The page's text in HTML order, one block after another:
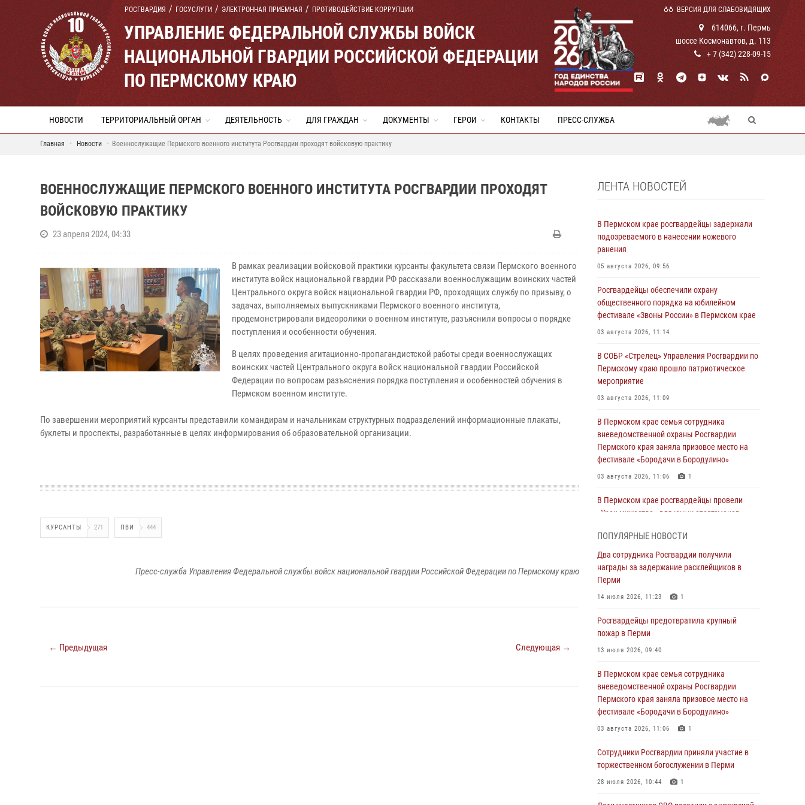
РОСГВАРДИЯ ГОСУСЛУГИ ЭЛЕКТРОННАЯ ПРИЕМНАЯ ПРОТИВОДЕЙСТВИЕ КОРРУПЦИИ ВЕРСИЯ ДЛЯ СЛАБОВИДЯЩИХ
УПРАВЛЕНИЕ ФЕДЕРАЛЬНОЙ СЛУЖБЫ ВОЙСК
НАЦИОНАЛЬНОЙ ГВАРДИИ РОССИЙСКОЙ ФЕДЕРАЦИИ
ПО ПЕРМСКОМУ КРАЮ
614066, г. Пермь
шоссе Космонавтов, д. 113
+ 7 (342) 228-09-15
НОВОСТИ ТЕРРИТОРИАЛЬНЫЙ ОРГАН ДЕЯТЕЛЬНОСТЬ ДЛЯ ГРАЖДАН ДОКУМЕНТЫ ГЕРОИ КОНТАКТЫ ПРЕСС-СЛУЖБА
Главная Новости Военнослужащие Пермского военного института Росгвардии проходят войсковую практику
ВОЕННОСЛУЖАЩИЕ ПЕРМСКОГО ВОЕННОГО ИНСТИТУТА РОСГВАРДИИ ПРОХОДЯТ
ВОЙСКОВУЮ ПРАКТИКУ
23 апреля 2024, 04:33
В рамках реализации войсковой практики курсанты факультета связи Пермского военного
института войск национальной гвардии РФ рассказали военнослужащим воинских частей
Центрального округа войск национальной гвардии РФ, проходящих службу по призыву, о
задачах, выполняемых выпускниками Пермского военного института,
продемонстрировали видеоролики о военном институте, разъяснили вопросы о порядке
поступления и особенности обучения.
В целях проведения агитационно-пропагандистской работы среди военнослужащих
воинских частей Центрального округа войск национальной гвардии Российской
Федерации по вопросам разъяснения порядка поступления и особенностей обучения в
Пермском военном институте.
По завершении мероприятий курсанты представили командирам и начальникам структурных подразделений информационные плакаты,
буклеты и проспекты, разработанные в целях информирования об образовательной организации.
КУРСАНТЫ 271 ПВИ 444
Пресс-служба Управления Федеральной службы войск национальной гвардии Российской Федерации по Пермскому краю
← Предыдущая Следующая →
ЛЕНТА НОВОСТЕЙ
В Пермском крае росгвардейцы задержали
подозреваемого в нанесении ножевого
ранения
05 августа 2026, 09:56
Росгвардейцы обеспечили охрану
общественного порядка на юбилейном
фестивале «Звоны России» в Пермском крае
03 августа 2026, 11:14
В СОБР «Стрелец» Управления Росгвардии по
Пермскому краю прошло патриотическое
мероприятие
03 августа 2026, 11:09
В Пермском крае семья сотрудника
вневедомственной охраны Росгвардии
Пермского края заняла призовое место на
фестивале «Бородачи в Бородулино»
03 августа 2026, 11:06 1
В Пермском крае росгвардейцы провели
«Урок мужества» для юных спортсменов
Росгвардеец спас тонущую женщину в
Пермском крае
30 июля 2026, 05:19
торжественном богослужении в Перми
28 июля 2026, 10:44
при задержании участников преступной
группы в Пермском крае
28 июля 2026, 06:15
Сотрудник СОБР «Стрелец» провели встречу
Росгвардией»
24 июля 2026, 08:45 2
ПОПУЛЯРНЫЕ НОВОСТИ
Два сотрудника Росгвардии получили
награды за задержание расклейщиков в
Перми
14 июля 2026, 11:23 1
Росгвардейцы предотвратила крупный
пожар в Перми
13 июля 2026, 09:40
В Пермском крае семья сотрудника
вневедомственной охраны Росгвардии
Пермского края заняла призовое место на
фестивале «Бородачи в Бородулино»
03 августа 2026, 11:06 1
Сотрудники Росгвардии приняли участие в
торжественном богослужении в Перми
28 июля 2026, 10:44 1